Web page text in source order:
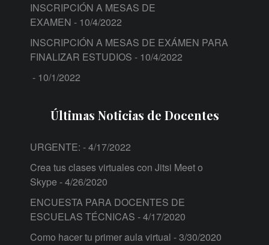
INSCRIPCIÓN A MESAS DE
EXAMEN - 10/4/2022
INSCRIPCIÓN A MESAS DE EXÁMEN PARA
FINALIZAR ESTUDIOS - 10/4/2022
- 10/1/2022
Últimas Noticias de Docentes
URGENTE: - 4/17/2022
Crea tus clases virtuales con Jitsi Meet o
Skype - 4/26/2020
ENCUESTA PARA DOCENTES DE
ESCUELAS TÉCNICAS - 4/17/2020
Como hacer tu primer aula virtual - 3/30/2020